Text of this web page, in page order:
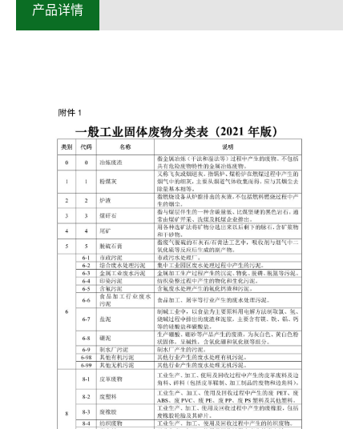
产品详情